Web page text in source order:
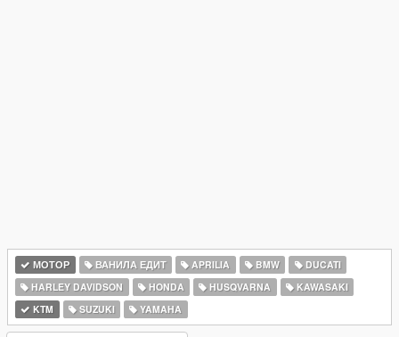
МОТОР ВАНИЛА ЕДИТ APRILIA BMW
DUCATI
HARLEY DAVIDSON
HONDA HUSQVARNA
KAWASAKI
KTM
SUZUKI YAMAHA